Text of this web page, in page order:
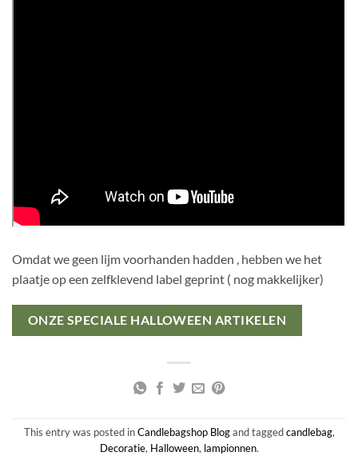
Omdat we geen lijm voorhanden hadden , hebben we het
plaatje op een zelfklevend label geprint ( nog makkelijker)
ONZE SPECIALE HALLOWEEN ARTIKELEN
This entry was posted inCandlebagshop Blogand taggedcandlebag,
Decoratie, Halloween, lampionnen.